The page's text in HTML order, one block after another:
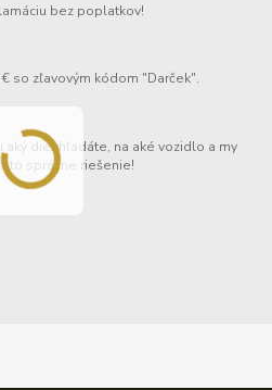
bez poplatkov!
so zľavovým kódom "Darček".
aký diel hľadáte, na aké vozidlo a my
to správne riešenie!